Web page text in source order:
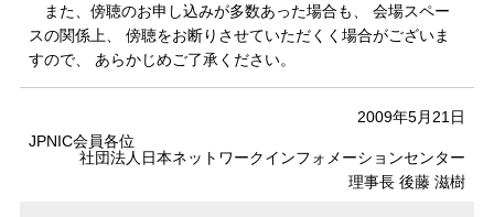
また、傍聴のお申し込みが多数あった場合も、 会場スペー
スの関係上、 傍聴をお断りさせていただくく場合がございま
すので、 あらかじめご了承ください。
2009年5月21日
JPNIC会員各位
社団法人日本ネットワークインフォメーションセンター
理事長 後藤 滋樹